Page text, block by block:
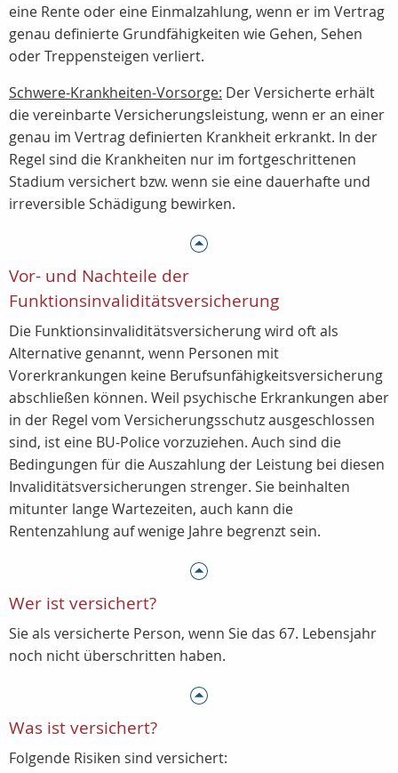
eine Rente oder eine Einmalzahlung, wenn er im Vertrag
genau definierte Grundfähigkeiten wie Gehen, Sehen
oder Treppensteigen verliert.
Schwere-Krankheiten-Vorsorge: Der Versicherte erhält
die vereinbarte Versicherungsleistung, wenn er an einer
genau im Vertrag definierten Krankheit erkrankt. In der
Regel sind die Krankheiten nur im fortgeschrittenen
Stadium versichert bzw. wenn sie eine dauerhafte und
irreversible Schädigung bewirken.
Vor- und Nachteile der
Funktionsinvaliditätsversicherung
Die Funktionsinvaliditätsversicherung wird oft als
Alternative genannt, wenn Personen mit
Vorerkrankungen keine Berufsunfähigkeitsversicherung
abschließen können. Weil psychische Erkrankungen aber
in der Regel vom Versicherungsschutz ausgeschlossen
sind, ist eine BU-Police vorzuziehen. Auch sind die
Bedingungen für die Auszahlung der Leistung bei diesen
Invaliditätsversicherungen strenger. Sie beinhalten
mitunter lange Wartezeiten, auch kann die
Rentenzahlung auf wenige Jahre begrenzt sein.
Wer ist versichert?
Sie als versicherte Person, wenn Sie das 67. Lebensjahr
noch nicht überschritten haben.
Was ist versichert?
Folgende Risiken sind versichert: